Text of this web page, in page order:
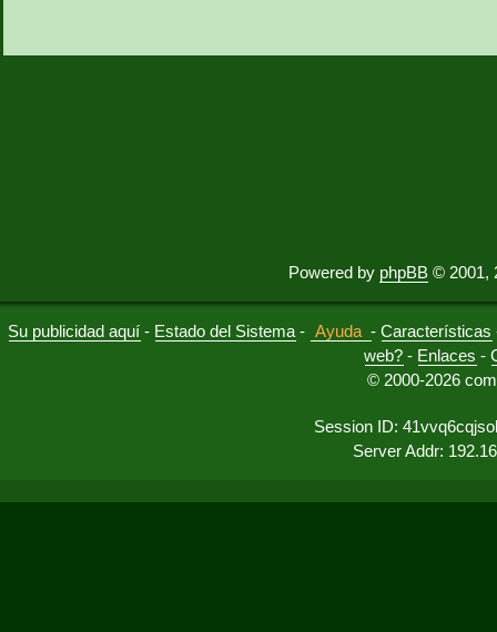
Powered by phpBB © 2001,
Su publicidad aquí - Estado del Sistema - Ayuda -Características
web? - Enlaces -
© 2000-2026
Session ID:
Server Addr: